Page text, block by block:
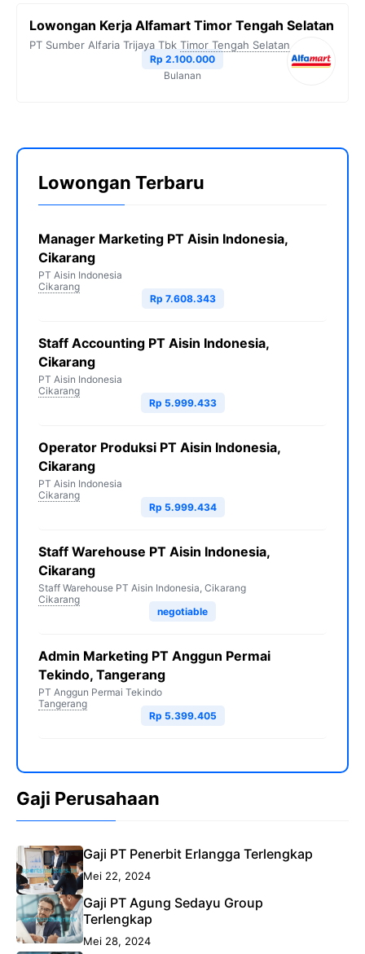
Lowongan Kerja Alfamart Timor Tengah Selatan
PT Sumber Alfaria Trijaya Tbk Timor Tengah Selatan
Rp 2.100.000
Bulanan
Lowongan Terbaru
Manager Marketing PT Aisin Indonesia,
Cikarang
PT Aisin Indonesia
Cikarang
Rp 7.608.343
Staff Accounting PT Aisin Indonesia,
Cikarang
PT Aisin Indonesia
Cikarang
Rp 5.999.433
Operator Produksi PT Aisin Indonesia,
Cikarang
PT Aisin Indonesia
Cikarang
Rp 5.999.434
Staff Warehouse PT Aisin Indonesia,
Cikarang
Staff Warehouse PT Aisin Indonesia, Cikarang
Cikarang
negotiable
Admin Marketing PT Anggun Permai
Tekindo, Tangerang
PT Anggun Permai Tekindo
Tangerang
Rp 5.399.405
Gaji Perusahaan
Gaji PT Penerbit Erlangga Terlengkap
Mei 22, 2024
Gaji PT Agung Sedayu Group
Terlengkap
Mei 28, 2024